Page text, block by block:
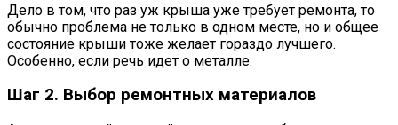
Дело в том, что раз уж крыша уже требует ремонта, то
обычно проблема не только в одном месте, но и общее
состояние крыши тоже желает гораздо лучшего.
Особенно, если речь идет о металле.
Шаг 2. Выбор ремонтных материалов